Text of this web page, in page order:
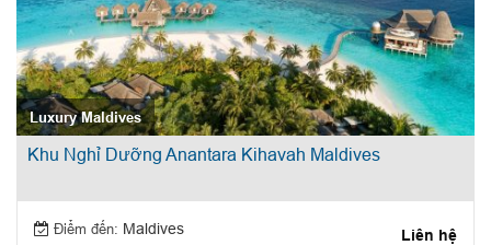
Luxury Maldives
Khu Nghỉ Dưỡng Anantara Kihavah Maldives
Điểm đến: Maldives Liên hệ